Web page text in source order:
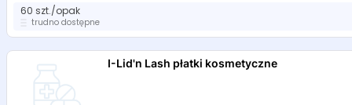
60 szt./opak
trudno dostępne
I-Lid'n Lash płatki kosmetyczne